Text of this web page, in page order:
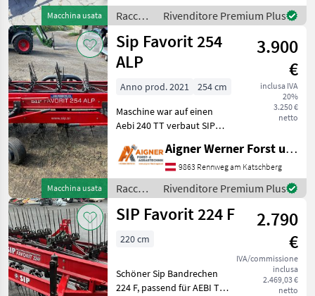
Knüsel
Daros
Vogel&Noot
Morellato
Mostra
tutti
16
MARKETPLACE
Marketplace
Offerte dei
rivenditori
Macchina usata
Raccolta
mangimi
/ SIP
Rivenditore Premium Plus
Macchina usata
Sip Favorit 254
ALP
3.900
€
inclusa IVA
20%
3.250 €
netto
Anno prod. 2021
254 cm
Maschine war auf einen
Aebi 240 TT verbaut SIP
ALP, Front/Heck,
Arbeitsbreite: 2, 50m, Länge
1, 20m, Maschinenbreite: 2,
5m, Höhe: 1, 00m, Ge
Aigner Werner Forst und Agrartechnik
9863 Rennweg am Katschberg
Raccolta
mangimi
/ SIP
Rivenditore Premium Plus
SIP Favorit 224 F
2.790
€
IVA/commissione
inclusa
2.469,03 €
netto
220 cm
Schöner Sip Bandrechen
224 F, passend für AEBI TT